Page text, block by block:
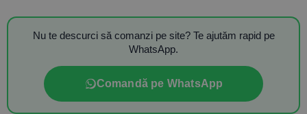
Nu te descurci să comanzi pe site? Te ajutăm rapid pe
WhatsApp.
Comandă pe WhatsApp